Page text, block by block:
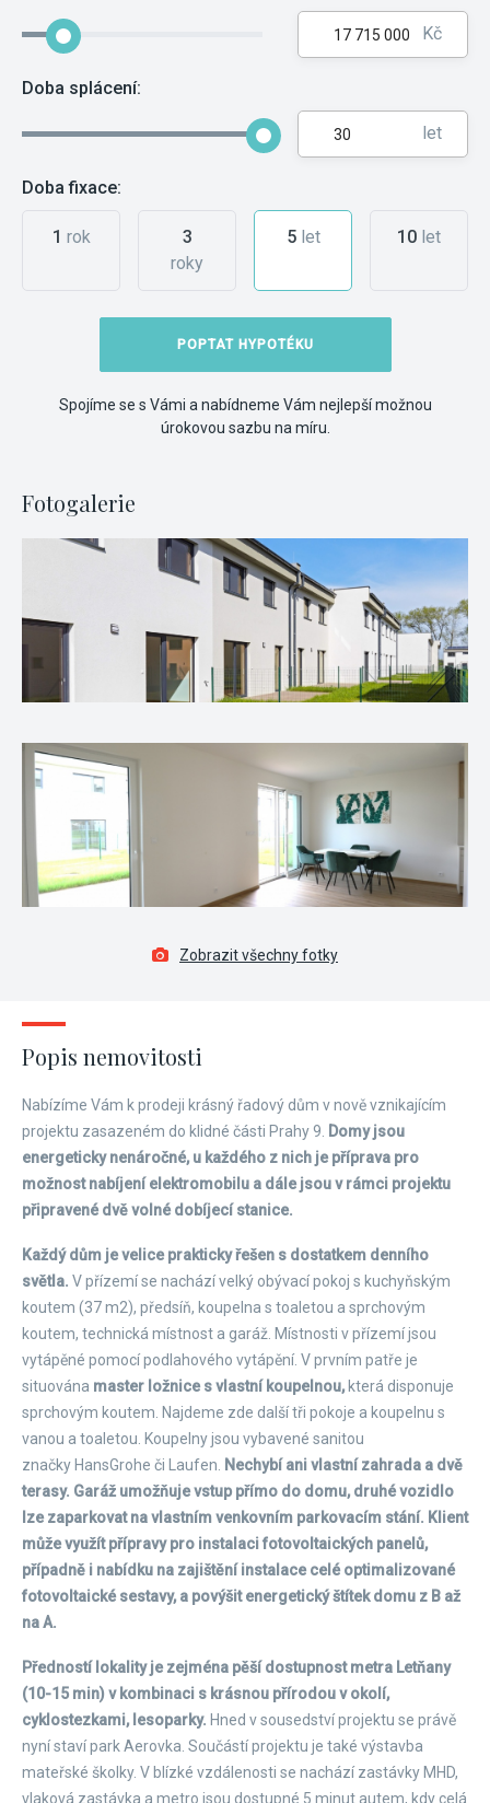
Kč
Doba splácení:
let
Doba fixace:
1 rok
3
roky
5let 10 let
POPTAT HYPOTÉKU
Spojíme se s Vámi a nabídneme Vám nejlepší možnou
úrokovou sazbu na míru.
Fotogalerie
Zobrazit všechny fotky
Popis nemovitosti
Nabízíme Vám k prodeji krásný řadový dům v nově vznikajícím
projektu zasazeném do klidné části Prahy 9.
Domy jsou
energeticky nenáročné, u každého z nich je příprava pro
možnost nabíjení elektromobilu a dále jsou v rámci projektu
připravené dvě volné dobíjecí stanice.
Každý dům je velice prakticky řešen s dostatkem denního
světla. V přízemí se nachází velký obývací pokoj s kuchyňským
koutem (37 m2), předsíň, koupelna s toaletou a sprchovým
koutem, technická místnost a garáž. Místnosti v přízemí jsou
vytápěné pomocí podlahového vytápění. V prvním patře je
situována master ložnice s vlastní koupelnou,která disponuje
sprchovým koutem. Najdeme zde další tři pokoje a koupelnu s
vanou a toaletou. Koupelny jsou vybavené sanitou
značky HansGrohe či Laufen.
Nechybí ani vlastní zahrada a dvě
terasy. Garáž umožňuje vstup přímo do domu, druhé vozidlo
lze zaparkovat na vlastním venkovním parkovacím stání. Klient
může využít přípravy pro instalaci fotovoltaických panelů,
případně i nabídku na zajištění instalace celé optimalizované
fotovoltaické sestavy, a povýšit energetický štítek domu z B až
na A.
Předností lokality je zejména pěší dostupnost metra Letňany
(10-15 min) v kombinaci s krásnou přírodou v okolí,
cyklostezkami, lesoparky. Hned v sousedství projektu se právě
nyní staví park Aerovka. Součástí projektu je také výstavba
mateřské školky. V blízké vzdálenosti se nachází zastávky MHD,
vlaková zastávka a metro jsou dostupné 5 minut autem, kdy celá